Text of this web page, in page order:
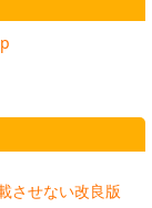
させない改良版